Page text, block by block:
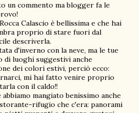
un commento ma blogger fa le
Calascio è bellissima e che hai
proprio di stare fuori dal
descriverla.
d'inverno con la neve, ma le tue
di luoghi suggestivi anche
dei colori estivi, perciò ecco:
mi hai fatto venire proprio
con il caldo!!
mangiato benissimo anche
rifugio che c'era: panorami